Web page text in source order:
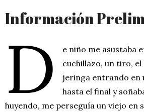
Información
D
e niño me asustaba
cuchillazo, un tiro, el
jeringa entrando en
hasta el final y
huyendo, me perseguía un viejo en